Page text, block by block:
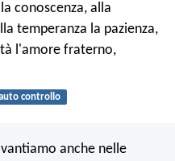
conoscenza, alla
temperanza la pazienza,
l'amore fraterno,
controllo
anche nelle